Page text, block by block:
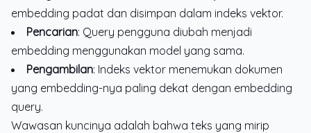
embedding padat dan disimpan dalam indeks vektor.
Pencarian: Query pengguna diubah menjadi
embedding menggunakan model yang sama.
Pengambilan: Indeks vektor menemukan dokumen
yang embedding-nya paling dekat dengan embedding
query.
Wawasan kuncinya adalah bahwa teks yang mirip